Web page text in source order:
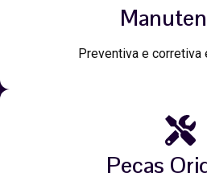
Preventiva e corretiva
Peças